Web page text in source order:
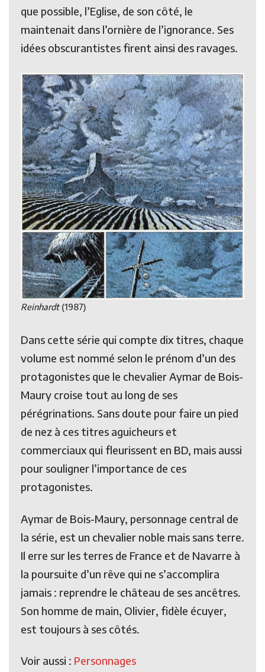
que possible, l’Eglise, de son côté, le
maintenait dans l’ornière de l’ignorance. Ses
idées obscurantistes firent ainsi des ravages.
Reinhardt(1987)
Dans cette série qui compte dix titres, chaque
volume est nommé selon le prénom d’un des
protagonistes que le chevalier Aymar de Bois-
Maury croise tout au long de ses
pérégrinations. Sans doute pour faire un pied
de nez à ces titres aguicheurs et
commerciaux qui fleurissent en BD, mais aussi
pour souligner l’importance de ces
protagonistes.
Aymar de Bois-Maury, personnage central de
la série, est un chevalier noble mais sans terre.
Il erre sur les terres de France et de Navarre à
la poursuite d’un rêve qui ne s’accomplira
jamais : reprendre le château de ses ancêtres.
Son homme de main, Olivier, fidèle écuyer,
est toujours à ses côtés.
Voir aussi : Personnages